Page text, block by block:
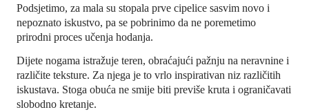
Podsjetimo, za mala su stopala prve cipelice sasvim novo i
nepoznato iskustvo, pa se pobrinimo da ne poremetimo
prirodni proces učenja hodanja.
Dijete nogama istražuje teren, obraćajući pažnju na neravnine i
različite teksture. Za njega je to vrlo inspirativan niz različitih
iskustava. Stoga obuća ne smije biti previše kruta i ograničavati
slobodno kretanje.